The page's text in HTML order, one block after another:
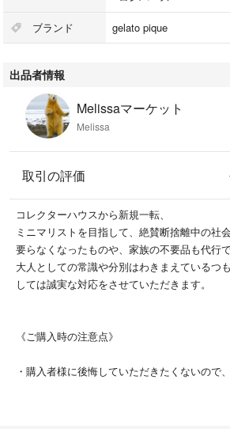
肩幅25.5cm
股下17.5cm
●素材：ポリエステル100%
手洗い可
●生地はふんわりと軽く柔らかなベビモコ素材
●BABYMOCO（ベビモコ）…「子供たちにも
い」という想いから生まれた、羽毛のように軽
コ”。生え立てのようにライトな短毛で、ふっ
細な質感を表現した、夢のようなタッチの
クなど細部まで再現にこだわりました。ハロウ
ブランド gelato pique
出品者情報
Melissaマーケット
Melissa
取引の評価
コレクターハウスから新規一転、
ミニマリストを目指して、絶賛断捨離中の社会
要らなくなったものや、家族の不要品も代行
大人としての常識や分別はわきまえているつ
しては誠実な対応をさせていただきます。
《ご購入時の注意点》
・購入者様に後悔していただきたくないので
ままを記載します。商品の状態は厳しく見て